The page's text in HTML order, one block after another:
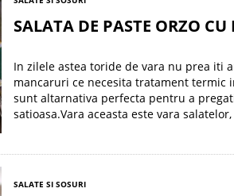
SALATA DE PASTE ORZO
In zilele astea toride de vara nu prea iti
mancaruri ce necesita tratament
sunt altarnativa perfecta pentru a
satioasa.Vara aceasta este vara
SALATE SI SOSURI